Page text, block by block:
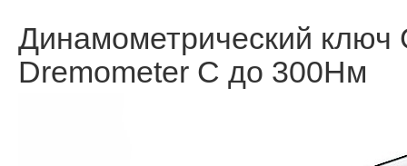
Динамометрический ключ
Dremometer C до 300Нм